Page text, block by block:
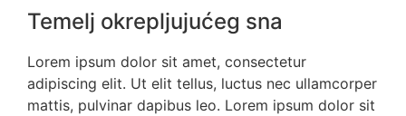
Temelj okrepljujućeg sna
Lorem ipsum dolor sit amet, consectetur
adipiscing elit. Ut elit tellus, luctus nec ullamcorper
mattis, pulvinar dapibus leo. Lorem ipsum dolor sit